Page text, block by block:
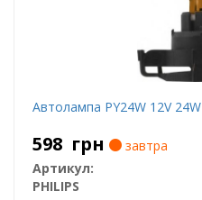
Автолампа PY24W 12V 24W
598 грн
завтра
Артикул:
PHILIPS